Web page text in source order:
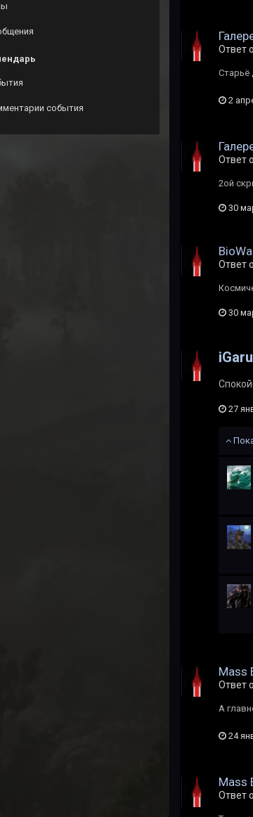
события
Ответ
Старьё
2
Ответ
2ой
30
Ответ
30
27
Mass
Ответ
А
24
Mass
Ответ